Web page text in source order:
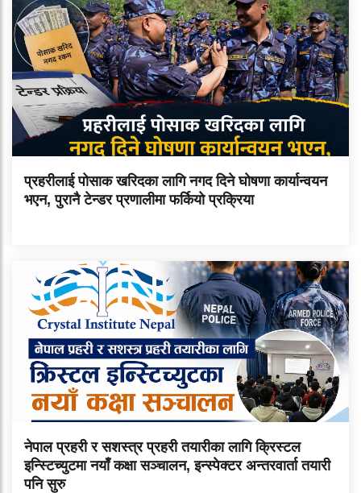
प्रहरीलाई पोसाक खरिदका लागि नगद दिने घोषणा कार्यान्वयन
भएन, पुरानै टेन्डर प्रणालीमा फर्कियो प्रक्रिया
नेपाल प्रहरी र सशस्त्र प्रहरी तयारीका लागि क्रिस्टल
इन्स्टिच्युटमा नयाँ कक्षा सञ्चालन, इन्स्पेक्टर अन्तरवार्ता तयारी
पनि सुरु